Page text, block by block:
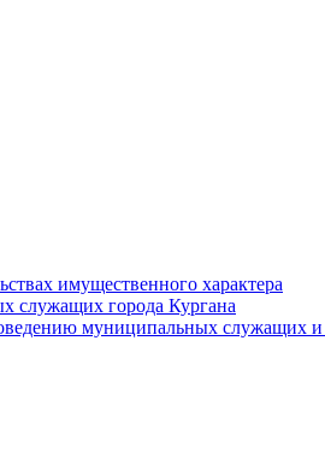
имущественного характера
служащих города Кургана
муниципальных служащих